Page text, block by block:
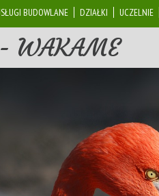
BUDOWLANE DZIAŁKI UCZELNIE
WAKAME